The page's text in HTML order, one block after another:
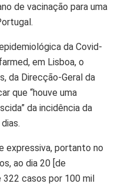
de vacinação para uma
da Covid-
em Lisboa, o
da Direcção-Geral da
que “houve uma
da incidência da
expressiva, portanto no
ao dia 20 [de
322 casos por 100 mil